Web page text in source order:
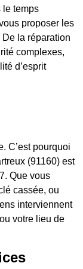
le temps
proposer les
la réparation
complexes,
d’esprit
C’est pourquoi
(91160) est
Que vous
cassée, ou
interviennent
votre lieu de